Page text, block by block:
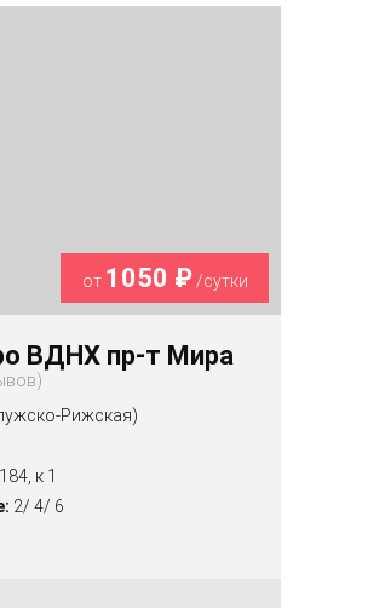
от 1050 ₽/сутки
ВДНХ пр-т Мира
Рижская)
к 1
2/ 4/ 6